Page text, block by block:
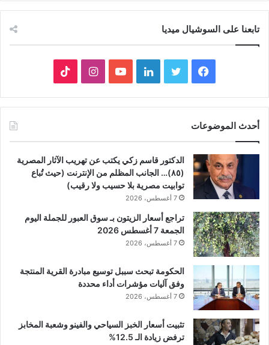
تابعنا على السوشيال ميديا
فيسبوك تويتر لينكدإنيوتيوبانستقرام
أحدث الموضوعات
الدكتور قاسم زكي يكتب عن تهريب الآثار المصرية
(٨٥)… الجانب المظلم من الإنترنت (حيث تُباع
توابيت مصرية بلا حسيب ولا رقيب)
7 أغسطس، 2026
تراجع أسعار الزيتون بـ سوق العبور للجملة اليوم
الجمعة 7 أغسطس 2026
7 أغسطس، 2026
الحكومة تبحث سببل توسيع مبادرة القرية المنتجة
وفق آليات مؤشرات أداء محددة
7 أغسطس، 2026
تثبيت أسعار الخبز السياحي والفينو وشعبة المخابز
ترفض زيادة الـ 12.5%